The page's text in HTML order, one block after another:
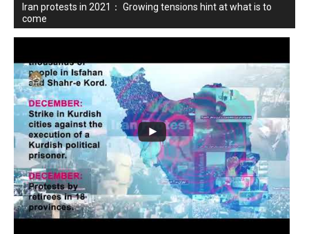
Iran protests in 2021： Growing tensions hint at what is to
come